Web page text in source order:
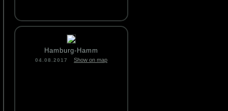
Hamburg-Hamm
04.08.2017 Show on map